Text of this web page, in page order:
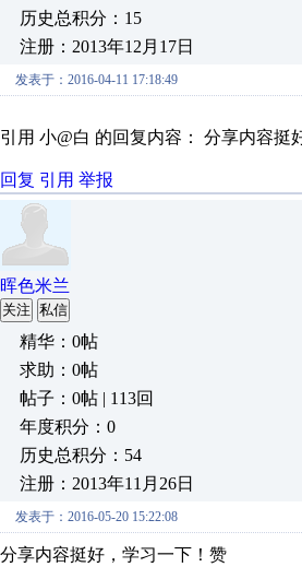
历史总积分：15
注册：2013年12月17日
发表于：2016-04-11 17:18:49
引用 小@白 的回复内容： 分享内容挺
回复 引用 举报
晖色米兰
关注 私信
精华：0帖
求助：0帖
帖子：0帖 | 113回
年度积分：0
历史总积分：54
注册：2013年11月26日
发表于：2016-05-20 15:22:08
分享内容挺好，学习一下！赞